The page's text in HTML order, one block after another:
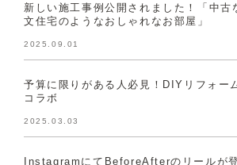
新しい施工事例公開されました！「中古
文住宅のようなおしゃれなお部屋」
2025.09.01
予算に限りがある人必見！DIYリフォー
コラボ
2025.03.03
InstagramにてBeforeAfterのリールが